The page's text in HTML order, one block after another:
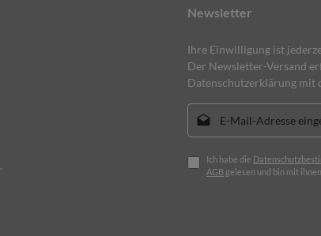
Newsletter
Ihre Einwilligung ist
Der Newsletter-Versand
Datenschutzerklärung mit
E-Mail-Adresse*
Ich habe die
AGB gelesen und bin mit
.